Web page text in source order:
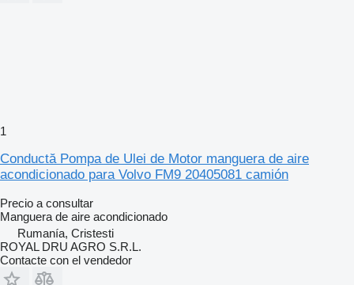
1
Conductă Pompa de Ulei de Motor manguera de aire
acondicionado para Volvo FM9 20405081 camión
Precio a consultar
Manguera de aire acondicionado
Rumanía, Cristesti
ROYAL DRU AGRO S.R.L.
Contacte con el vendedor